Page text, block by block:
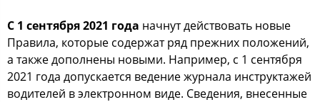
С 1 сентября 2021 года начнут действовать новые
Правила, которые содержат ряд прежних положений,
а также дополнены новыми. Например, с 1 сентября
2021 года допускается ведение журнала инструктажей
водителей в электронном виде. Сведения, внесенные